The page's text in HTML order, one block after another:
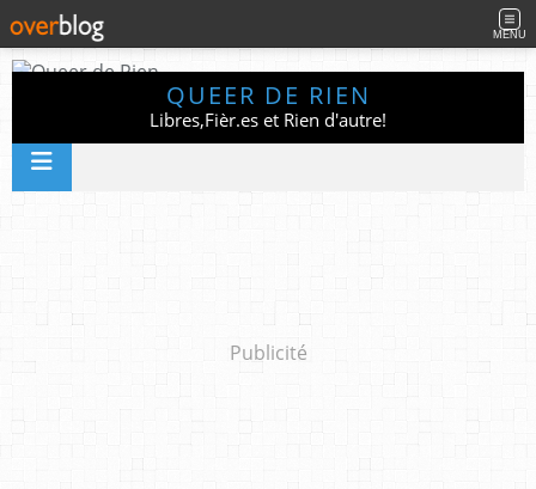
MENU
QUEER DE RIEN
Libres,Fièr.es et Rien d'autre!
Publicité